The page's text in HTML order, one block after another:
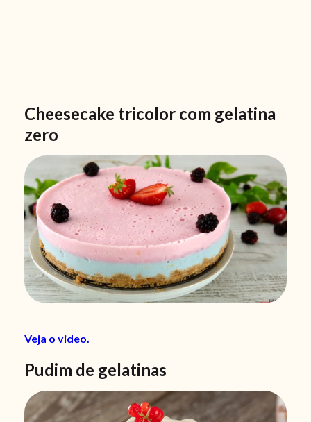
Cheesecake tricolor com gelatina
zero
Veja o video.
Pudim de gelatinas